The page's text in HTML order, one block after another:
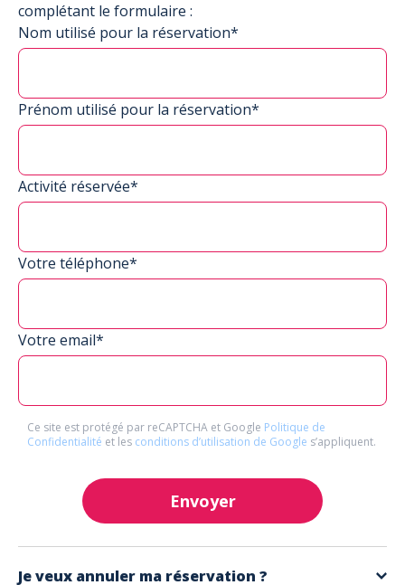
complétant le formulaire :
Nom utilisé pour la réservation*
Prénom utilisé pour la réservation*
Activité réservée*
Votre téléphone*
Votre email*
Ce site est protégé par reCAPTCHA et Google Politique de
Confidentialité et les conditions d’utilisation de Google s’appliquent.
Envoyer
Je veux annuler ma réservation ?